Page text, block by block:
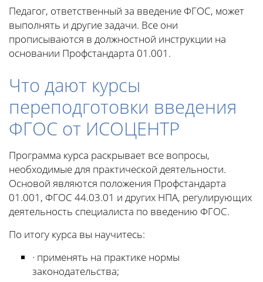
Педагог, ответственный за введение ФГОС, может
выполнять и другие задачи. Все они
прописываются в должностной инструкции на
основании Профстандарта 01.001.
Что дают курсы
переподготовки введения
ФГОС от ИСОЦЕНТР
Программа курса раскрывает все вопросы,
необходимые для практической деятельности.
Основой являются положения Профстандарта
01.001, ФГОС 44.03.01 и других НПА, регулирующих
деятельность специалиста по введению ФГОС.
По итогу курса вы научитесь:
· применять на практике нормы
законодательства;